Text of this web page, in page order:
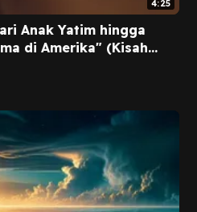
4:25
Anak Yatim hingga
di Amerika" (Kisah
Walker)